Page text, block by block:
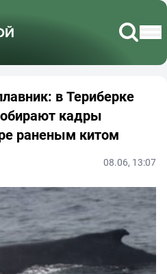
в Териберке
кадры
раненым китом
08.06, 13:07